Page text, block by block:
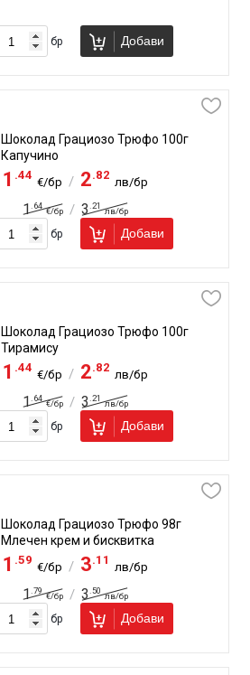
бр Добави
Шоколад Грациозо Трюфо 100г
Капучино
1 .44
€/бр / 2.82
лв/бр
1 .64
€/бр / 3 .21
лв/бр
бр Добави
Шоколад Грациозо Трюфо 100г
Тирамису
1 .44
€/бр / 2.82
лв/бр
1 .64
€/бр / 3 .21
лв/бр
бр Добави
Шоколад Грациозо Трюфо 98г
Млечен крем и бисквитка
1 .59
€/бр / 3.11
лв/бр
1 .79
€/бр / 3 .50
лв/бр
бр Добави